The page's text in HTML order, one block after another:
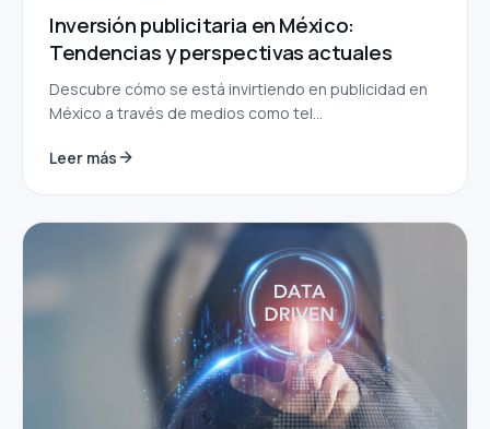
Inversión publicitaria en México:
Tendencias y perspectivas actuales
Descubre cómo se está invirtiendo en publicidad en
México a través de medios como tel...
Leer más